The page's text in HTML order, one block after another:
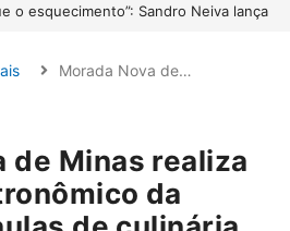
abertas para o Prêmio de Redação e
Morada Nova de…
de Minas realiza
da